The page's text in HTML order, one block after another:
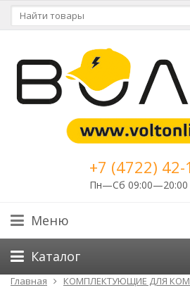
+7 (4722) 42-
Пн—Сб 09:00—20:00
Меню
Каталог
Главная
КОМПЛЕКТУЮЩИЕ ДЛЯ